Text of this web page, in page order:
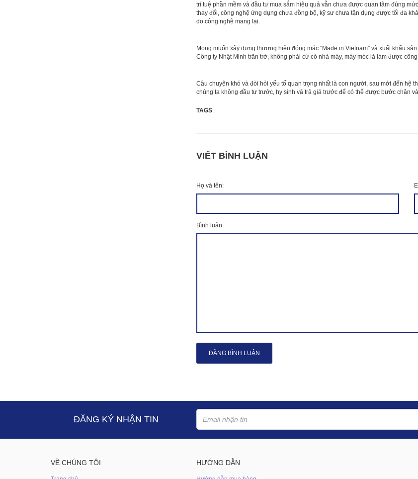
trí tuệ phần mềm và đầu tư mua sắm hiệu quả vẫn chưa được quan tâm đúng
thay đổi, công nghệ ứng dụng chưa đồng bộ, kỹ sư chưa tận dụng được tối đa
do công nghệ mang lại.
Mong muốn xây dựng thương hiệu đóng mác “Made in Vietnam” và xuất khẩu
Công ty Nhật Minh trăn trở, không phải cứ có nhà máy, máy móc là làm được
Câu chuyện khó và đòi hỏi yếu tố quan trọng nhất là con người, sau mới đến hệ
chúng ta không đầu tư trước, hy sinh và trả giá trước để có thể được bước chân
TAGS:
VIẾT BÌNH LUẬN
Họ và tên:
Bình luận:
ĐĂNG BÌNH LUẬN
ĐĂNG KÝ NHẬN TIN
VỀ CHÚNG TÔI HƯỚNG DẪN